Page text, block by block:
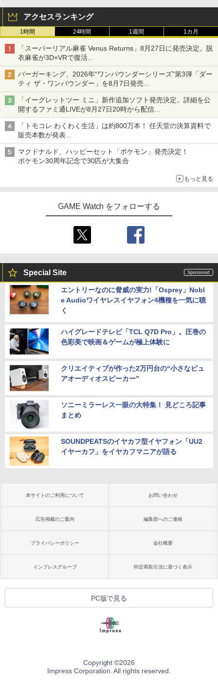
アクセスランキング
1時間 24時間 1週間 1カ月
「スーパーリアル麻雀 Venus Returns」8月27日に発売決定。脱
衣麻雀が3D×VRで復活
発売から2週間は20%オフになるセールが実施
バーガーキング、2026年“ワンパウンダーシリーズ”第3弾「ダー
ティ ザ・ワンパウンダー」を8月7日発売
「特製ガーリックマヨソース」を使用した超大型チーズバーガー
「イーグレットツー ミニ」新作追加ソフト発売決定。詳細を公
開するファミ通LIVEが8月27日20時から配信
シリーズ累計100タイトルへ
「トモコレ わくわく生活」は約800万本！ 任天堂の決算資料で
販売本数が発表
「ぽこポケ」は127万本に
マクドナルド、ハッピーセット「ポケモン」発売決定！
ポケモン30周年記念で30匹が大集合
もっと見る
GAME Watch をフォローする
Special Site
エントリーなのに脅威の実力!「Osprey」Nobl
e Audioワイヤレスイヤフォン4機種を一気に聴
く
ハイグレードテレビ「TCL Q7D Pro」。圧巻の
色彩美で映画＆ゲームが極上体験に
クリエイティブが作った2万円台の“小さなピュ
アオーディオスピーカー”
ソニーミラーレス一眼の大特集！ 見どころ記事
まとめ
SOUNDPEATSのイヤカフ型イヤフォン「UU2
イヤーカフ」をイヤカフマニアが語る
本サイトのご利用について お問い合わせ
広告掲載のご案内 編集部へのご連絡
プライバシーポリシー 会社概要
インプレスグループ 特定商取引法に基づく表示
PC版で見る
Copyright ©2026
Impress Corporation. All rights reserved.